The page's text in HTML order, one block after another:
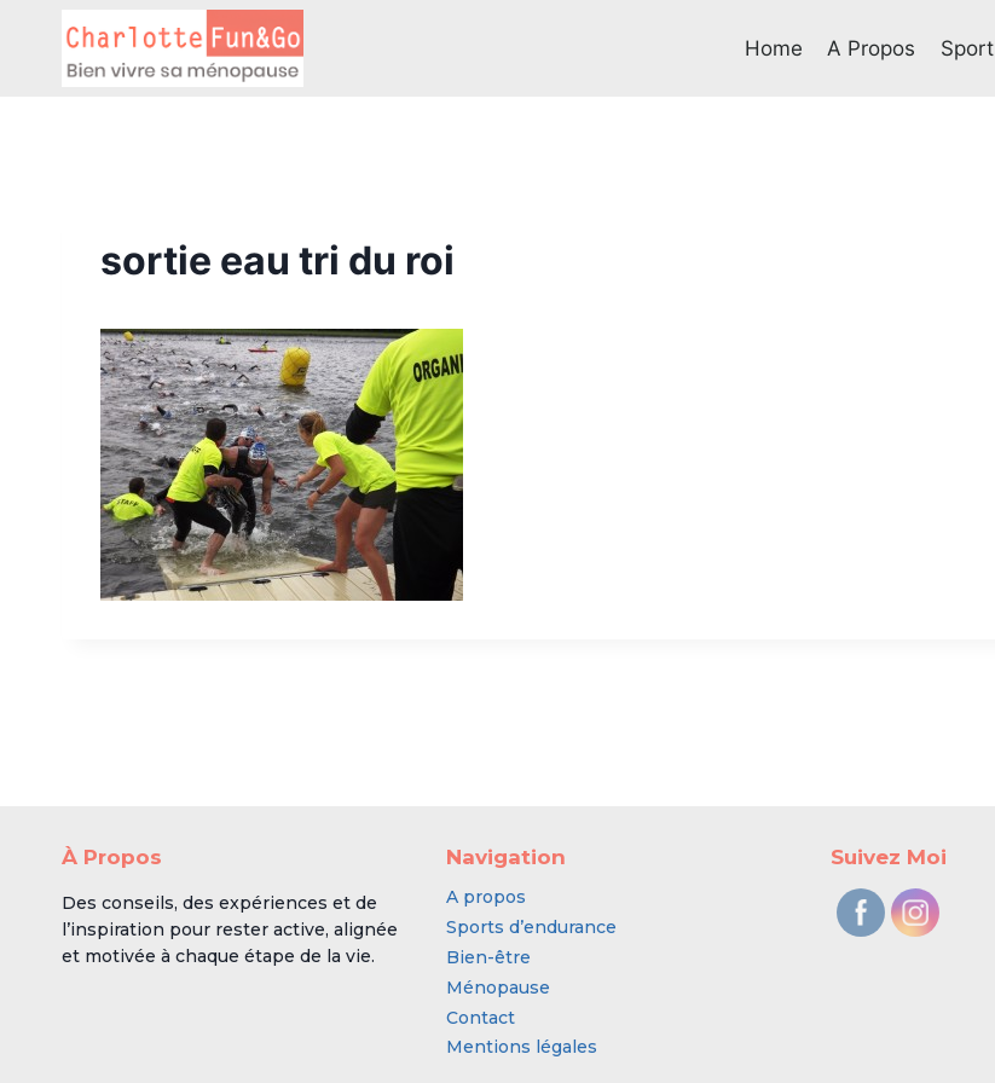
contenu
Home A Propos Sport
sortie eau tri du roi
À Propos
Des conseils, des expériences et de
l’inspiration pour rester active, alignée
et motivée à chaque étape de la vie.
Navigation
A propos
Sports d’endurance
Bien-être
Ménopause
Contact
Mentions légales
Suivez Moi